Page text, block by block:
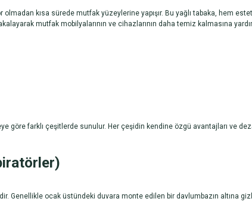
olmadan kısa sürede mutfak yüzeylerine yapışır. Bu yağlı tabaka, hem
mutfak mobilyalarının ve cihazlarının daha temiz kalmasına
göre farklı çeşitlerde sunulur. Her çeşidin kendine özgü avantajları ve
Genellikle ocak üstündeki duvara monte edilen bir davlumbazın altına